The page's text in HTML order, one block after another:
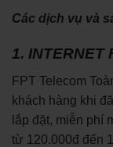
Các dịch vụ và
1. INTERNET
FPT Telecom
khách hàng khi
lắp đặt, miễn phí
từ 120.000đ đến